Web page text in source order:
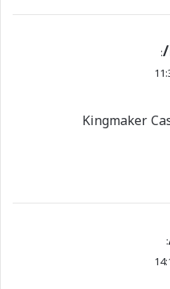
:
Kingmaker
: